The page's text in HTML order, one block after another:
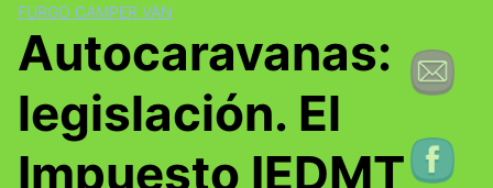
FURGO CAMPER VAN
Autocaravanas:
legislación. El
Impuesto IEDMT